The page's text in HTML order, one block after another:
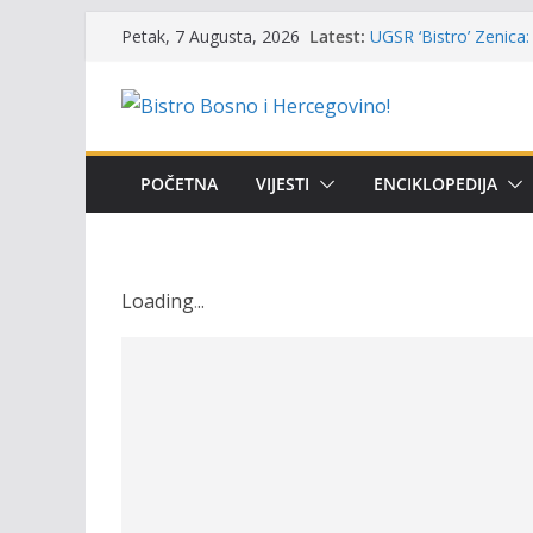
content
Petak, 7 Augusta, 2026 Latest: Masovni pomor ribe
(Banlozi)
i amura’
Obavještenje
POČETNA VIJESTI ENCIKLOPEDIJA
Loading...